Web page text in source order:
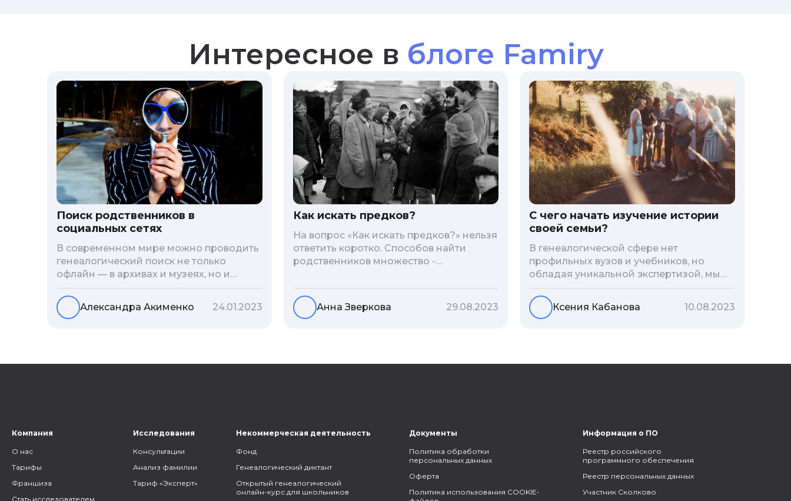
Интересное в блоге Famiry
Поиск родственников в
социальных сетях
В современном мире можно проводить
генеалогический поиск не только
офлайн — в архивах и музеях, но и
воспользоваться интернетом. Сегодня
мы расскажем вам как и в каких
социальных сетях можно провести
то, как грамотно построить с ними
Александра Акименко 24.01.2023
Как искать предков?
На вопрос «Как искать предков?» нельзя
ответить коротко. Способов найти
родственников множество -
социальные сети, ДНК-тесты, онлайн-
базы. Именно поэтому мы сделали для
вас подборку лучших статей блога
Анна Зверкова 29.08.2023
С чего начать изучение истории
своей семьи?
В генеалогической сфере нет
профильных вузов и учебников, но
обладая уникальной экспертизой, мы
разработали авторскую методологию
проведения архивно-генеалогических
исследований, ее мы закладываем и
Ксения Кабанова 10.08.2023
Компания
О нас
Тарифы
Франшиза
Стать исследователем
Исследования
Консультации
Анализ фамилии
Тариф «Эксперт»
Некоммерческая деятельность
Фонд
Генеалогический диктант
Открытый генеалогический
онлайн-курс для школьников
Документы
Политика обработки
персональных данных
Оферта
Политика использования COOKIE-
Информация о ПО
Реестр российского
программного обеспечения
Реестр персональных данных
Участник Сколково